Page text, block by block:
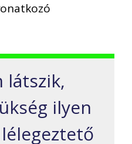
látszik,
ilyen